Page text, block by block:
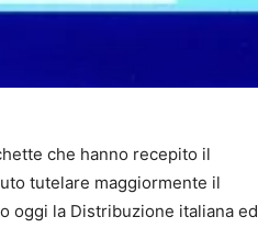
che hanno recepito il
tutelare maggiormente il
oggi la Distribuzione italiana ed